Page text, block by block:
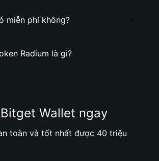
miễn phí không?
Radium là gì?
Wallet ngay
toàn và tốt nhất được 40 triệu